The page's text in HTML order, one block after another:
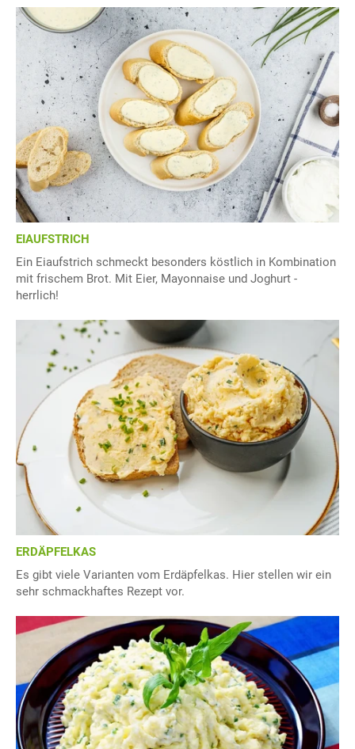
EIAUFSTRICH
Ein Eiaufstrich schmeckt besonders köstlich in Kombination
mit frischem Brot. Mit Eier, Mayonnaise und Joghurt -
herrlich!
ERDÄPFELKAS
Es gibt viele Varianten vom Erdäpfelkas. Hier stellen wir ein
sehr schmackhaftes Rezept vor.